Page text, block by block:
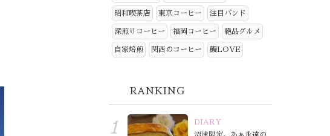
昭和喫茶店 東京コーヒー 注目バンド
深煎りコーヒー 福岡コーヒー 絶品グルメ
自家焙煎 関西のコーヒー 鰻LOVE
RANKING
DIARY